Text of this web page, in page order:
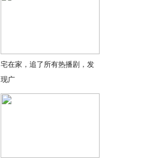
宅在家，追了所有热播剧，发
现广